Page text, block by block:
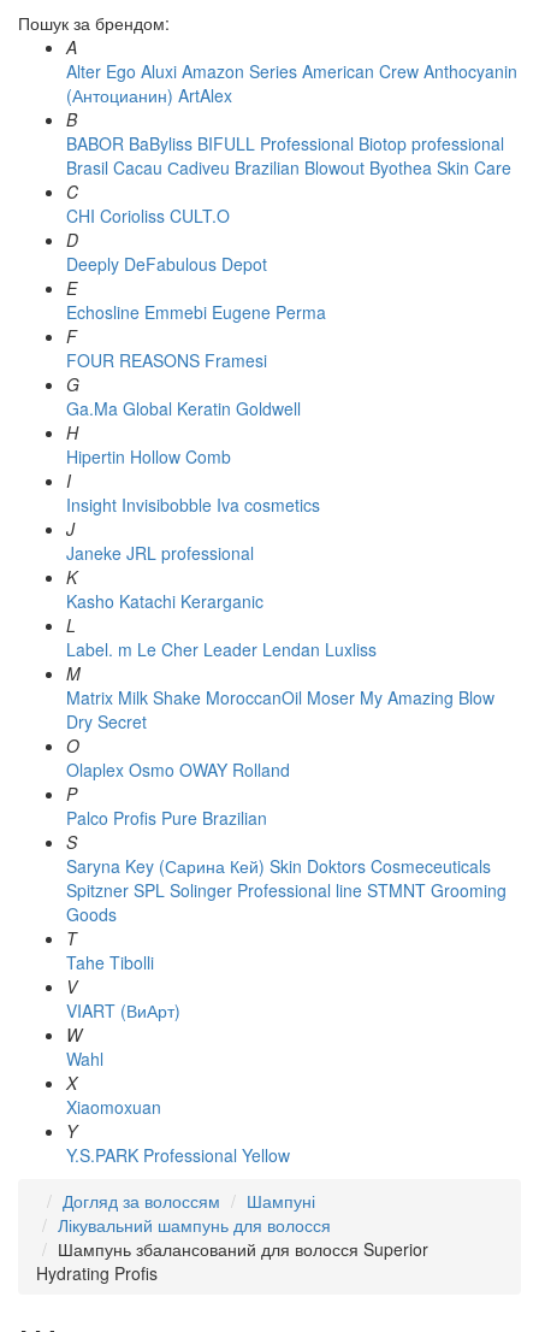
Пошук за брендом:
A
Alter Ego Aluxi Amazon Series American Crew Anthocyanin
(Антоцианин) ArtAlex
B
BABOR BaByliss BIFULL Professional Biotop professional
Brasil Cacau Сadiveu Brazilian Blowout Byothea Skin Care
C
CHI Corioliss CULT.O
D
Deeply DeFabulous Depot
E
Echosline Emmebi Eugene Perma
F
FOUR REASONS Framesi
G
Ga.Ma Global Keratin Goldwell
H
Hipertin Hollow Comb
I
Insight Invisibobble Iva cosmetics
J
Janeke JRL professional
K
Kasho Katachi Kerarganic
L
Label. m Le Cher Leader Lendan Luxliss
M
Matrix Milk Shake MoroccanOil Moser My Amazing Blow
Dry Secret
O
Olaplex Osmo OWAY Rolland
P
Palco Profis Pure Brazilian
S
Saryna Key (Сарина Кей) Skin Doktors Cosmeceuticals
Spitzner SPL Solinger Professional line STMNT Grooming
Goods
T
Tahe Tibolli
V
VIART (ВиАрт)
W
Wahl
X
Xiaomoxuan
Y
Y.S.PARK Professional Yellow
Догляд за волоссям
Шампуні
Лікувальний шампунь для волосся
Шампунь збалансований для волосся Superior
Hydrating Profis